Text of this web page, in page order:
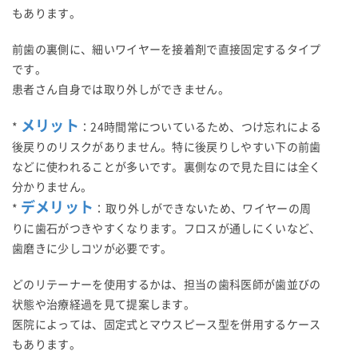
もあります。
前歯の裏側に、細いワイヤーを接着剤で直接固定するタイプ
です。
患者さん自身では取り外しができません。
* メリット ：24時間常についているため、つけ忘れによる
後戻りのリスクがありません。特に後戻りしやすい下の前歯
などに使われることが多いです。裏側なので見た目には全く
分かりません。
* デメリット ：取り外しができないため、ワイヤーの周
りに歯石がつきやすくなります。フロスが通しにくいなど、
歯磨きに少しコツが必要です。
どのリテーナーを使用するかは、担当の歯科医師が歯並びの
状態や治療経過を見て提案します。
医院によっては、固定式とマウスピース型を併用するケース
もあります。